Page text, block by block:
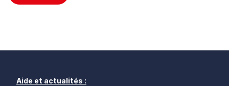
Aide et actualités :